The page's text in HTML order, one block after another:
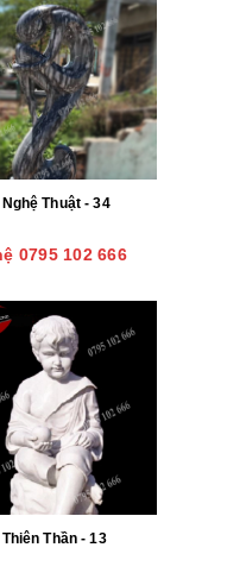
Tượng Nghệ Thuật - 34
0795 102 666
Tượng Thiên Thần - 13